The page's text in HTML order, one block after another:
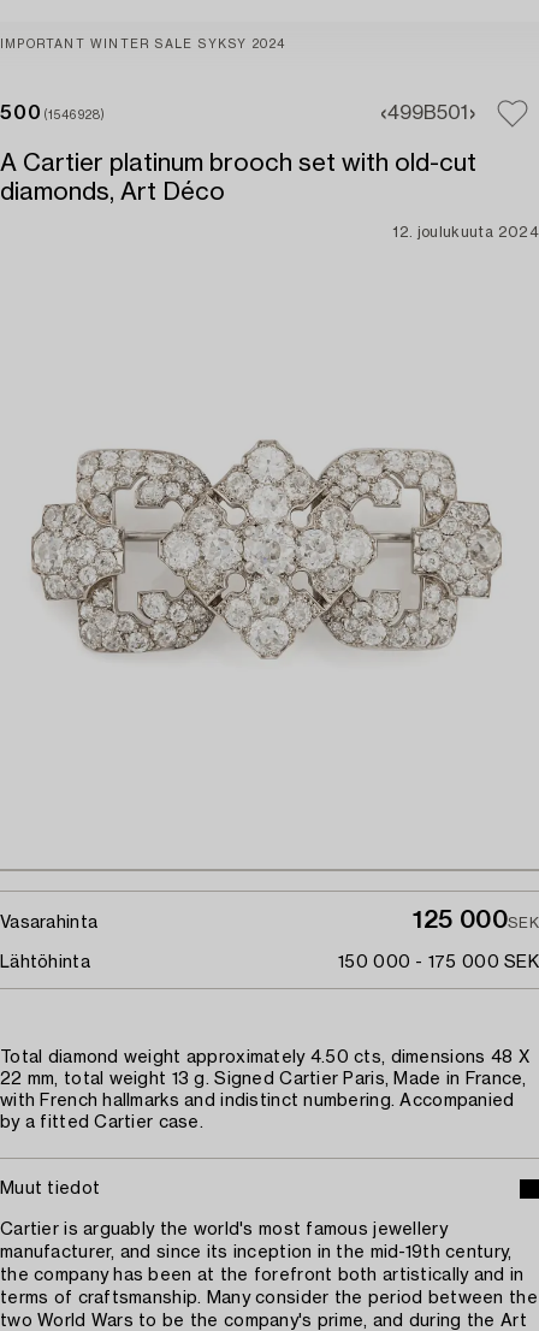
IMPORTANT WINTER SALE SYKSY 2024
500 (1546928) 499B501
A Cartier platinum brooch set with old-cut
diamonds, Art Déco
12. joulukuuta 2024
Vasarahinta 125 000SEK
Lähtöhinta 150 000 - 175 000 SEK
Total diamond weight approximately 4.50 cts, dimensions 48 X
22 mm, total weight 13 g. Signed Cartier Paris, Made in France,
with French hallmarks and indistinct numbering. Accompanied
by a fitted Cartier case.
Muut tiedot
Cartier is arguably the world's most famous jewellery
manufacturer, and since its inception in the mid-19th century,
the company has been at the forefront both artistically and in
terms of craftsmanship. Many consider the period between the
two World Wars to be the company's prime, and during the Art